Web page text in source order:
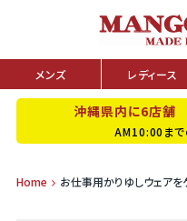
メンズ レディース
沖縄県内に6店舗
AM10:00まで
Home お仕事用かりゆしウェアをゲ